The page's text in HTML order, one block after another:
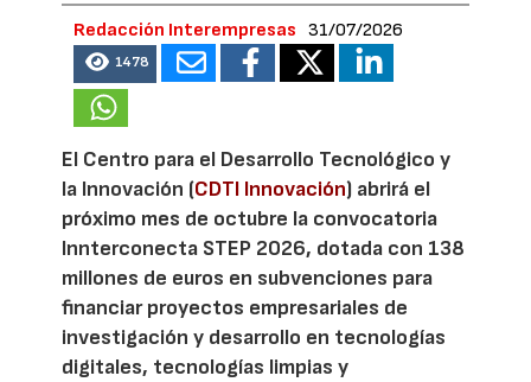
Redacción Interempresas 31/07/2026
1478
El Centro para el Desarrollo Tecnológico y
la Innovación (CDTI Innovación) abrirá el
próximo mes de octubre la convocatoria
Innterconecta STEP 2026, dotada con 138
millones de euros en subvenciones para
financiar proyectos empresariales de
investigación y desarrollo en tecnologías
digitales, tecnologías limpias y